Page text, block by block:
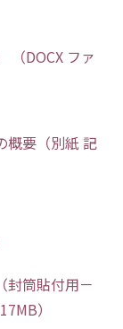
（DOCX ファ
概要（別紙 記
封筒貼付用－
）